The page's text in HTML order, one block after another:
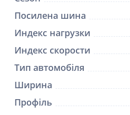
Посилена шина
Индекс нагрузки
Индекс скорости
Тип автомобіля
Ширина
Профіль